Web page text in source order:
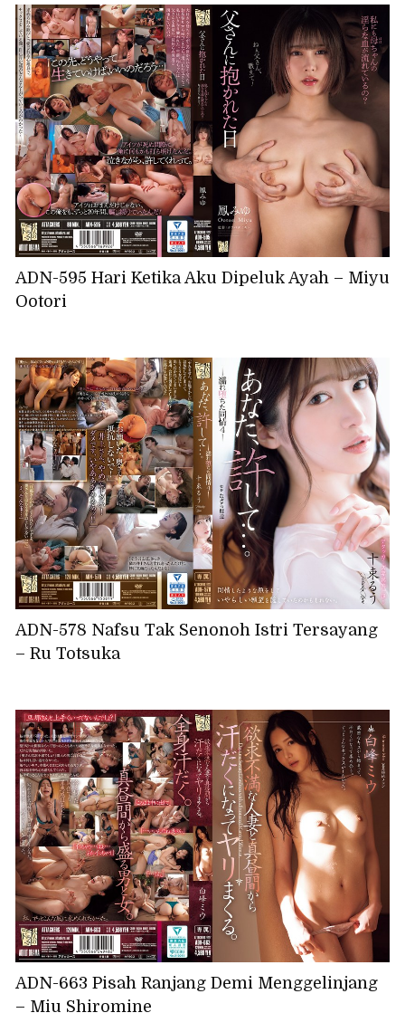
ADN-595 Hari Ketika Aku Dipeluk Ayah – Miyu
Ootori
ADN-578 Nafsu Tak Senonoh Istri Tersayang
– Ru Totsuka
ADN-663 Pisah Ranjang Demi Menggelinjang
– Miu Shiromine